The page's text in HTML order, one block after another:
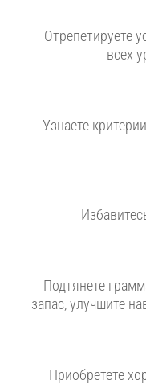
Отрепетируете
всех
Узнаете
Подтянете
запас, улучшите
Приобретете